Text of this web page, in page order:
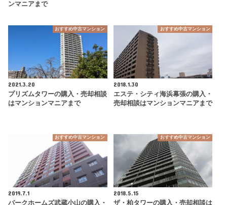
ンマニアまで
おすすめ中古マンション
2021.3.20
プリズムタワーの購入・売却相談
はマンションマニアまで
おすすめ中古マンション
2018.1.30
エステ・シティ海浜幕張の購入・
売却相談はマンションマニアまで
おすすめ中古マンション
2019.7.1
パークホームズ武蔵小山の購入・
おすすめ中古マンション
2018.5.15
ザ・柏タワーの購入・売却相談は